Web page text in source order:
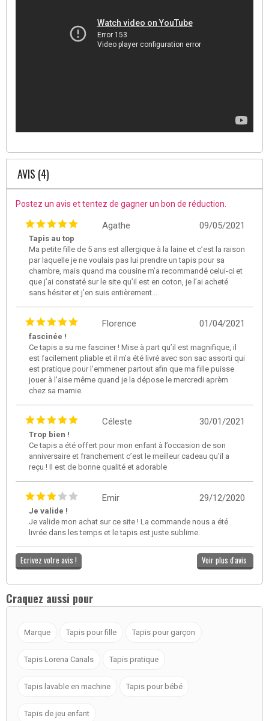
AVIS (4)
Postez un avis et tentez de gagner un bon de réduction.
09/05/2021
Agathe
Tapis au top
Ma petite fille de 5 ans est allergique à la laine et c’est la raison
par laquelle je ne voulais pas lui prendre un tapis pour sa
chambre, mais quand ma cousine m’a recommandé celui-ci et
que j’ai constaté sur le site qu’il est en coton, je l’ai acheté
sans hésiter et j’en suis entièrement...
01/04/2021
Florence
fascinée !
Ce tapis a su me fasciner ! Mise à part qu’il est magnifique, il
est facilement pliable et il m’a été livré avec son sac assorti qui
est pratique pour l’emmener partout afin que ma fille puisse
jouer à l'aise même quand je la dépose le mercredi aprèm
chez sa mamie.
30/01/2021
Céleste
Trop bien !
Ce tapis a été offert pour mon enfant à l’occasion de son
anniversaire et franchement c’est le meilleur cadeau qu’il a
reçu ! Il est de bonne qualité et adorable
29/12/2020
Emir
Je valide !
Je valide mon achat sur ce site ! La commande nous a été
livrée dans les temps et le tapis est juste sublime.
Ecrivez votre avis ! Voir plus d'avis
Craquez aussi pour
Marque Tapis pour fille Tapis pour garçon
Tapis Lorena Canals Tapis pratique
Tapis lavable en machine Tapis pour bébé
Tapis de jeu enfant